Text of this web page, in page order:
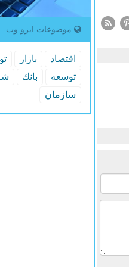
موضوعات ایزو وب
اقتصاد بازار
توسعه
بانك
سازمان